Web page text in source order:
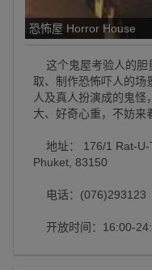
恐怖屋 Horror House
这个鬼屋考验人的胆
取、制作恐怖吓人的场
人及真人扮演成的鬼
大、好奇心重，不妨来
地址： 176/1 Rat-U-
Phuket, 83150
电话：(076)293123
开放时间：16:00-